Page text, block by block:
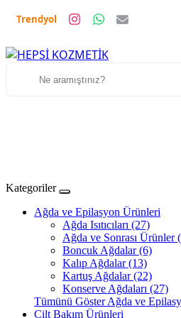
Trendyol
Kategoriler
Ağda ve Epilasyon Ürünleri
Ağda Isıtıcıları (27)
Ağda ve Sonrası Ürünler
Boncuk Ağdalar (6)
Kalıp Ağdalar (13)
Kartuş Ağdalar (22)
Konserve Ağdaları (27)
Tümünü Göster Ağda ve
Cilt Bakım Ürünleri